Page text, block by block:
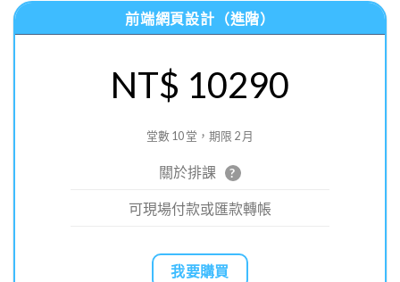
前端網頁設計（進階）
NT$ 10290
堂數 10 堂，期限 2 月
關於排課 ?
可現場付款或匯款轉帳
我要購買